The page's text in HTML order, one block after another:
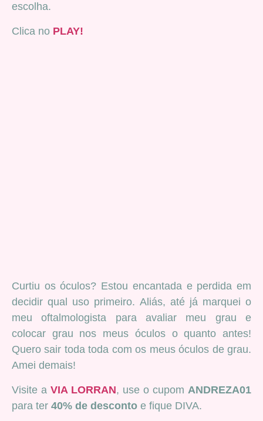
escolha.
Clica no PLAY!
Curtiu os óculos? Estou encantada e perdida em
decidir qual uso primeiro. Aliás, até já marquei o
meu oftalmologista para avaliar meu grau e
colocar grau nos meus óculos o quanto antes!
Quero sair toda toda com os meus óculos de grau.
Amei demais!
Visite a VIA LORRAN, use o cupom ANDREZA01
para ter 40% de desconto e fique DIVA.